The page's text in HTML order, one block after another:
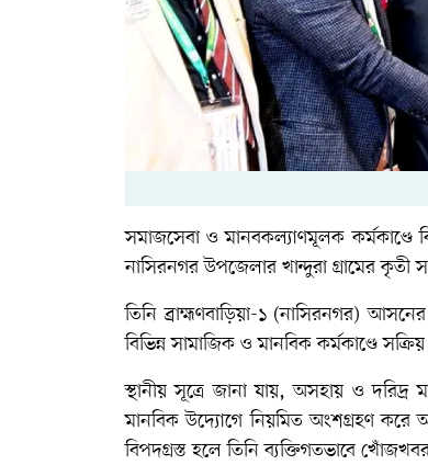
সমাজসেবা ও মানবকল্যাণমূলক কর্মকাণ্ডে
নাসিরনগর উপজেলার খান্দুরা গ্রামের কৃতী
তিনি ব্রাহ্মণবাড়িয়া-১ (নাসিরনগর)
বিভিন্ন সামাজিক ও মানবিক কর্মকাণ্ডে
স্থানীয় সূত্রে জানা যায়, অসহায় ও
মানবিক উদ্যোগে নিয়মিত অংশগ্রহণ করে
বিপদগ্রস্ত হলে তিনি ব্যক্তিগতভাবে